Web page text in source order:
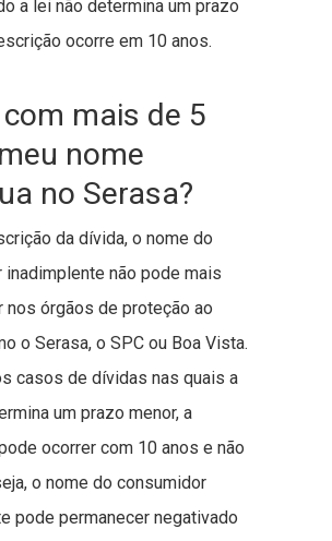
a lei não determina um prazo
ocorre em 10 anos.
mais de 5
nome
no Serasa?
da dívida, o nome do
inadimplente não pode mais
nos órgãos de proteção ao
o Serasa, o SPC ou Boa Vista.
casos de dívidas nas quais a
um prazo menor, a
ocorrer com 10 anos e não
o nome do consumidor
pode permanecer negativado